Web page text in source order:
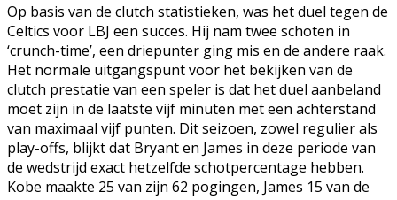
Op basis van de clutch statistieken, was het duel tegen de
Celtics voor LBJ een succes. Hij nam twee schoten in
‘crunch-time’, een driepunter ging mis en de andere raak.
Het normale uitgangspunt voor het bekijken van de
clutch prestatie van een speler is dat het duel aanbeland
moet zijn in de laatste vijf minuten met een achterstand
van maximaal vijf punten. Dit seizoen, zowel regulier als
play-offs, blijkt dat Bryant en James in deze periode van
de wedstrijd exact hetzelfde schotpercentage hebben.
Kobe maakte 25 van zijn 62 pogingen, James 15 van de